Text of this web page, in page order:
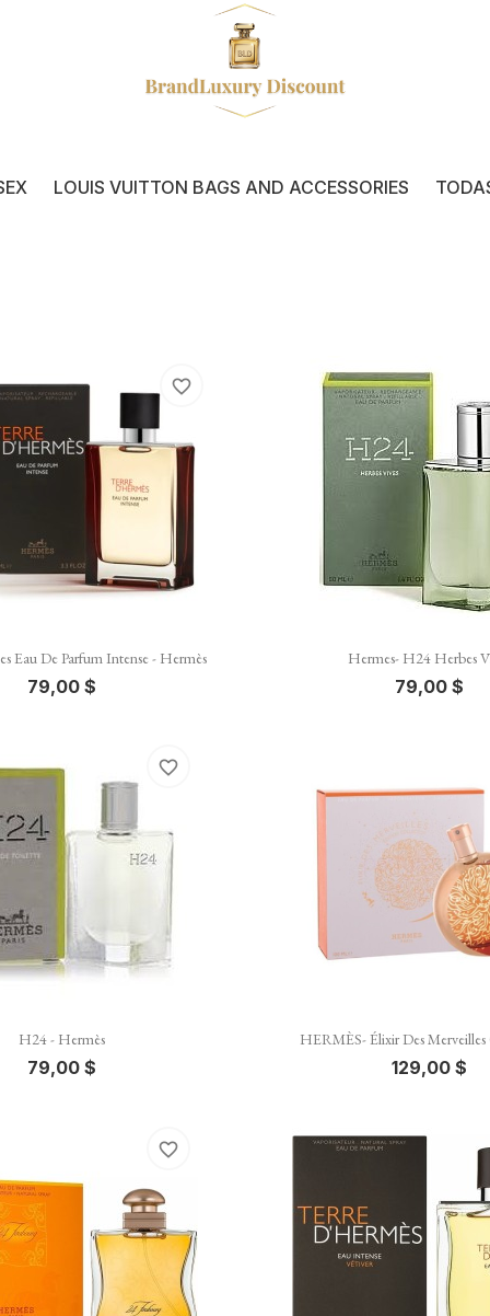
LOUIS VUITTON BAGS AND ACCESSORIES
Vista rápida
Eau De Parfum Intense - Hermès
79,00 $
favorite_border
Vista rápida
Hermes- H24 Herbes
79,00 $
Vista rápida
H24 - Hermès
79,00 $
favorite_border
Vista rápida
HERMÈS- Élixir Des Merveilles
129,00 $
favorite_border